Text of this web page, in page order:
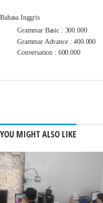
Bahasa Inggris
Grammar Basic : 300.000
Grammar Advance : 400.000
Conversation : 600.000
YOU MIGHT ALSO LIKE